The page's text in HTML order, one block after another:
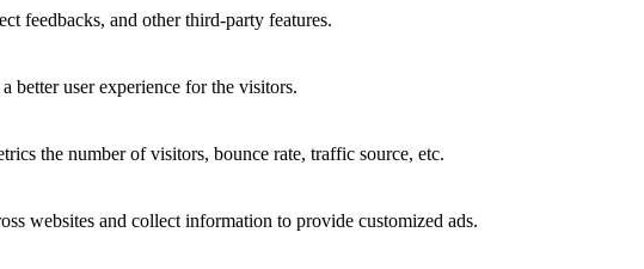
feedbacks, and other third-party features.
better user experience for the visitors.
the number of visitors, bounce rate, traffic source, etc.
websites and collect information to provide customized ads.